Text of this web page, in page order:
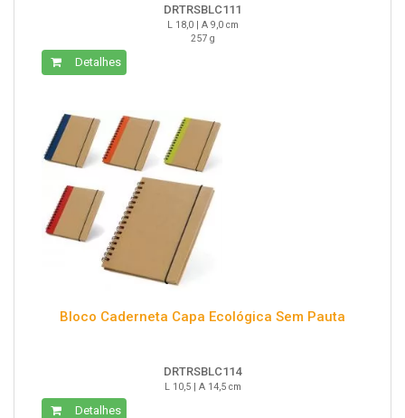
DRTRSBLC111
L 18,0 | A 9,0 cm
257 g
Detalhes
Bloco Caderneta Capa Ecológica Sem Pauta
DRTRSBLC114
L 10,5 | A 14,5 cm
Detalhes